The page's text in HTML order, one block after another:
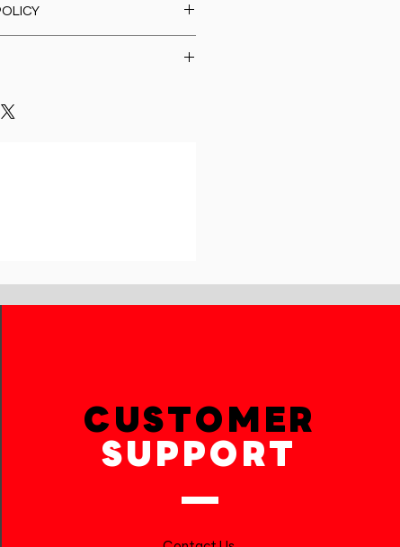
product such as sizing,
instructions. This is also a
makes this product
what to do in case they
or exchange policy is a great
reassure your customers that
shipping methods,
confidence.
CUSTOMER
SUPPORT